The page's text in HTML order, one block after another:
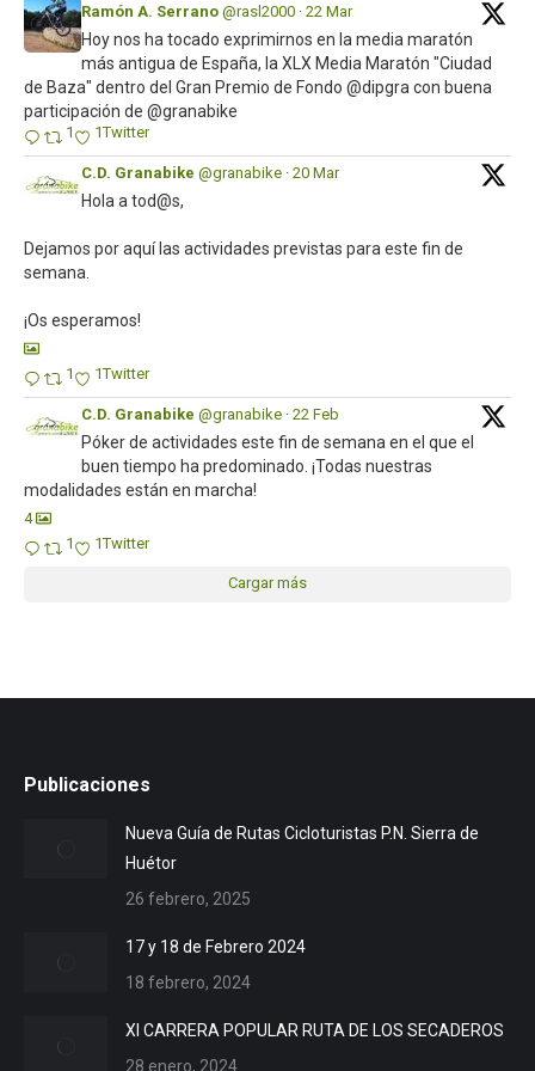
Ramón A. Serrano @rasl2000 · 22 Mar
Hoy nos ha tocado exprimirnos en la media maratón
más antigua de España, la XLX Media Maratón "Ciudad
de Baza" dentro del Gran Premio de Fondo @dipgra con buena
participación de @granabike
1 1Twitter
C.D. Granabike @granabike · 20 Mar
Hola a tod@s,
Dejamos por aquí las actividades previstas para este fin de
semana.
¡Os esperamos!
1 1Twitter
C.D. Granabike @granabike · 22 Feb
Póker de actividades este fin de semana en el que el
buen tiempo ha predominado. ¡Todas nuestras
modalidades están en marcha!
4
1
1Twitter
Cargar más
Publicaciones
Nueva Guía de Rutas Cicloturistas P.N. Sierra de
Huétor
26 febrero, 2025
17 y 18 de Febrero 2024
18 febrero, 2024
XI CARRERA POPULAR RUTA DE LOS SECADEROS
28 enero, 2024